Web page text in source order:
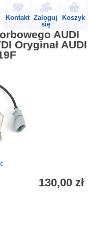
Kontakt Zaloguj
się
Koszyk
AUDI
Oryginał AUDI
130,00 zł